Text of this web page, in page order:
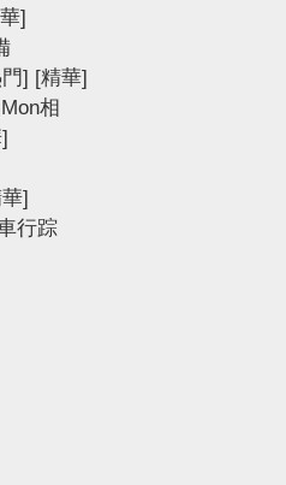
]
] [精華]
相
]
行踪